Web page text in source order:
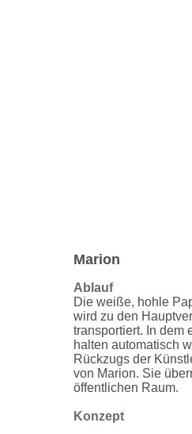
Marion
Ablauf
Die weiße, hohle
wird zu den
transportiert. In dem
halten automatisch
Rückzugs der
von Marion. Sie
öffentlichen Raum.
Konzept